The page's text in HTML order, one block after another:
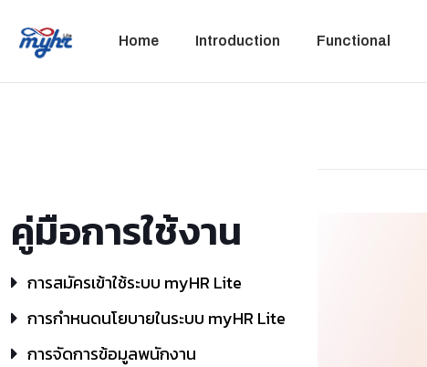
Home Introduction Functional
คู่มือการใช้งาน
การสมัครเข้าใช้ระบบ myHR Lite
การกำหนดนโยบายในระบบ myHR Lite
การจัดการข้อมูลพนักงาน